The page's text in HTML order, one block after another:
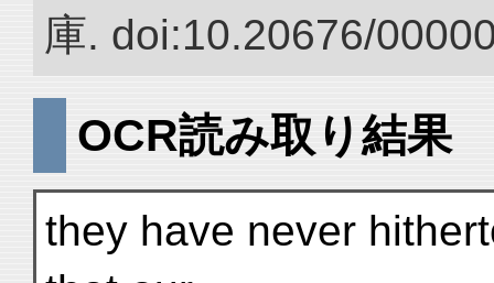
庫. doi:10.20676/
OCR読み取り結果
they have never